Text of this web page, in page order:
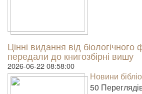
Цінні видання від
передали до книгозбірні вишу
2026-06-22 08:58:00
Новини
50